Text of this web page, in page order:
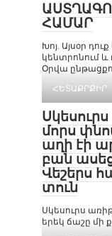
ՀԱՄԱՐ
Խոյ. Այսօր
կենտրոնում
Օրվա
ՀԵՏԱՔՐՔԻՐ
մորս
աղի էի
բան
Վեշերս
տուն
Սկեսուրս
երեկ ճաշը մի